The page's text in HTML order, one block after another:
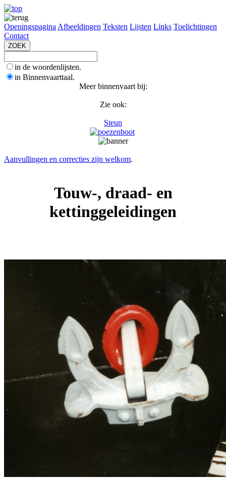
Openingspagina Afbeeldingen Teksten Lijsten Links Toelichtingen
Contact
in de woordenlijsten.
in Binnenvaarttaal.
Meer binnenvaart bij:
Zie ook:
Steun
Aanvullingen en correcties zijn welkom.
Touw-, draad- en
kettinggeleidingen